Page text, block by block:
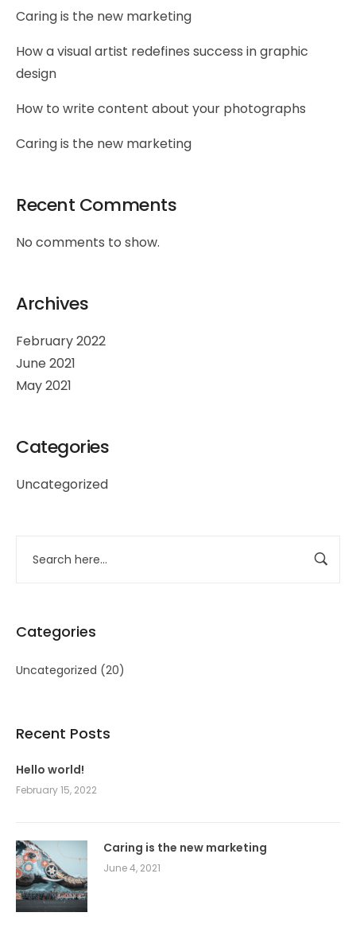
Caring is the new marketing
How a visual artist redefines success in graphic
design
How to write content about your photographs
Caring is the new marketing
Recent Comments
No comments to show.
Archives
February 2022
June 2021
May 2021
Categories
Uncategorized
Categories
Uncategorized (20)
Recent Posts
Hello world!
February 15, 2022
Caring is the new marketing
June 4, 2021